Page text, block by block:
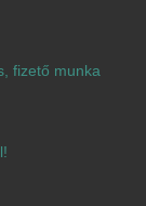
fizető munka